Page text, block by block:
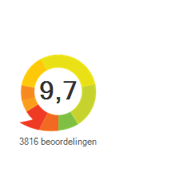
Wendy uit Amsterdam
Ruime keus aan viltwol, mooie
kleuren en goede kwaliteit. Snel
verzonden. Enigste wat ik een
beetje jammer vind is dat alles los